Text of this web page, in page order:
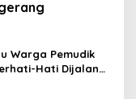
Warga Pemudik
Hati Dijalan
Kecelakaan